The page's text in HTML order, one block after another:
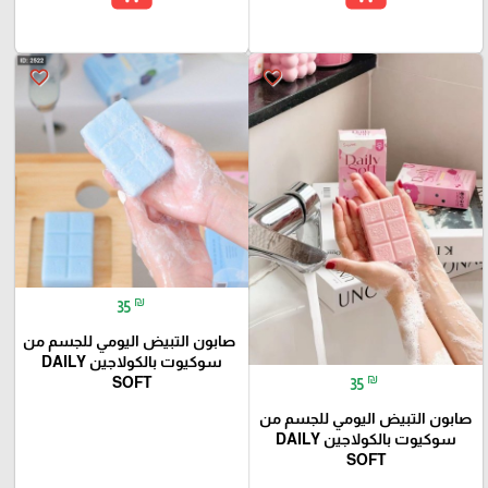
favorite_border
35 ₪
صابون التبيض اليومي للجسم من
سوكيوت بالكولاجين DAILY
SOFT
favorite_border
35 ₪
صابون التبيض اليومي للجسم من
سوكيوت بالكولاجين DAILY
SOFT